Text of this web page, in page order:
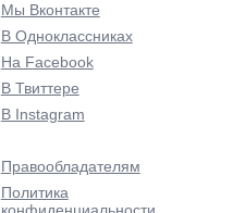
Мы Вконтакте
В Одноклассниках
На Facebook
В Твиттере
В Instagram
Правообладателям
Политика